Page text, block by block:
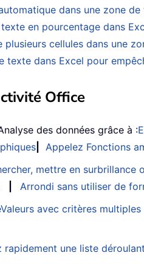
dans une zone
en pourcentage dans
cellules dans une
dans Excel pour
Office
des données grâce à :
Appelez Fonctions
mettre en surbrillance
Arrondi sans utiliser de
avec critères multiples
rapidement une liste